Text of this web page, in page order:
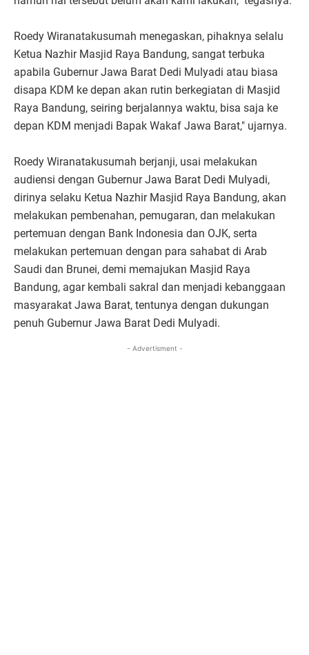
Roedy Wiranatakusumah menegaskan, pihaknya selalu
Ketua Nazhir Masjid Raya Bandung, sangat terbuka
apabila Gubernur Jawa Barat Dedi Mulyadi atau biasa
disapa KDM ke depan akan rutin berkegiatan di Masjid
Raya Bandung, seiring berjalannya waktu, bisa saja ke
depan KDM menjadi Bapak Wakaf Jawa Barat," ujarnya.
Roedy Wiranatakusumah berjanji, usai melakukan
audiensi dengan Gubernur Jawa Barat Dedi Mulyadi,
dirinya selaku Ketua Nazhir Masjid Raya Bandung, akan
melakukan pembenahan, pemugaran, dan melakukan
pertemuan dengan Bank Indonesia dan OJK, serta
melakukan pertemuan dengan para sahabat di Arab
Saudi dan Brunei, demi memajukan Masjid Raya
Bandung, agar kembali sakral dan menjadi kebanggaan
masyarakat Jawa Barat, tentunya dengan dukungan
penuh Gubernur Jawa Barat Dedi Mulyadi.
- Advertisment -